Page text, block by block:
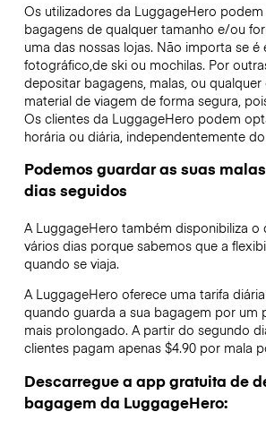
Os utilizadores da LuggageHero
bagagens de qualquer tamanho e/ou
uma das nossas lojas. Não importa se é
fotográfico,de ski ou mochilas. Por
depositar bagagens, malas, ou
material de viagem de forma segura,
Os clientes da LuggageHero podem
horária ou diária, independentemente
Podemos guardar as suas
dias seguidos
A LuggageHero também disponibiliza
vários dias porque sabemos que a
quando se viaja.
A LuggageHero oferece uma tarifa
quando guarda a sua bagagem por um
mais prolongado. A partir do segundo
clientes pagam apenas $4.90 por mala
Descarregue a app gratuita de
bagagem da LuggageHero: